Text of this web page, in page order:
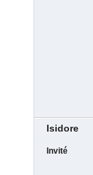
Isidore
Invité